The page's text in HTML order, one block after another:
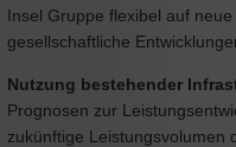
Insel Gruppe flexibel auf
gesellschaftliche
Nutzung bestehender
Prognosen zur
zukünftige Leistungsvolumen